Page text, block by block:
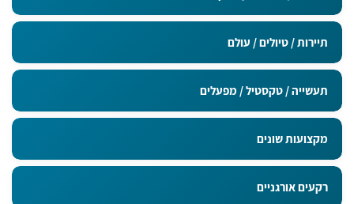
תיירות / טיולים / עולם
תעשייה / טקסטיל / מפעלים
מקצועות שונים
רקעים אורגניים